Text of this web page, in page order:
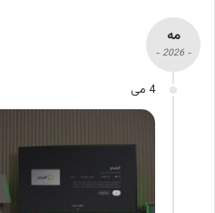
مه
- 2026 -
4 می